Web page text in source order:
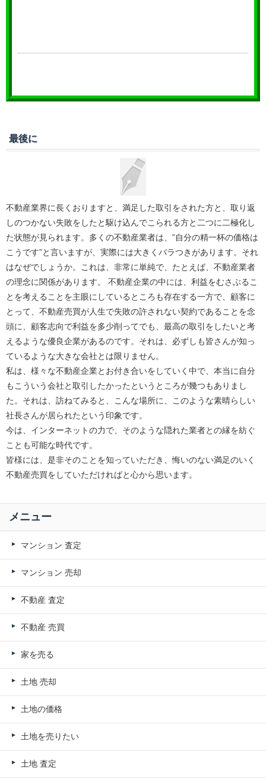
最後に
不動産業界に長くおりますと、満足した取引をされた方と、取り返
しのつかない失敗をしたと駆け込んでこられる方と二つに二極化し
た状態が見られます。多くの不動産業者は、”自分の精一杯の価格は
こうです”と言いますが、実際には大きくバラつきがあります。それ
はなぜでしょうか。これは、非常に単純で、たとえば、不動産業者
の理念に関係があります。 不動産企業の中には、利益をむさぶるこ
とを考えることを主眼にしているところも存在する一方で、顧客に
とって、不動産売買が人生で失敗の許されない契約であることを念
頭に、顧客志向で利益を多少削ってでも、最高の取引をしたいと考
えるような優良企業があるのです。それは、必ずしも皆さんが知っ
ているような大きな会社とは限りません。
私は、様々な不動産企業とお付き合いをしていく中で、本当に自分
もこういう会社と取引したかったというところが幾つもありまし
た。それは、訪ねてみると、こんな場所に、このような素晴らしい
社長さんが居られたという印象です。
今は、インターネットの力で、そのような隠れた業者との縁を紡ぐ
ことも可能な時代です。
皆様には、是非そのことを知っていただき、悔いのない満足のいく
不動産売買をしていただければと心から思います。
メニュー
マンション 査定
マンション 売却
不動産 査定
不動産 売買
家を売る
土地 売却
土地の価格
土地を売りたい
土地 査定